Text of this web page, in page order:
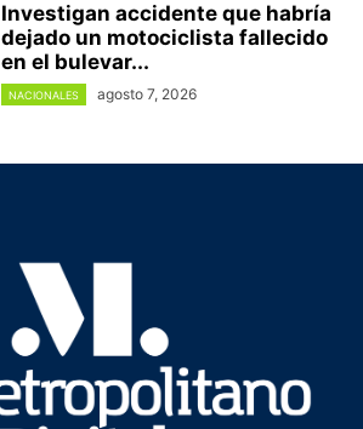
Investigan accidente que habría
dejado un motociclista fallecido
en el bulevar...
NACIONALES agosto 7, 2026